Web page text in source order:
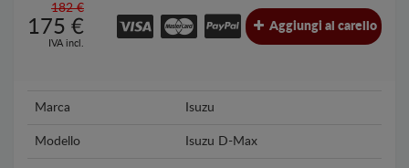
182 €
175 €
IVA incl.
Aggiungi al carello
Marca Isuzu
Modello Isuzu D-Max